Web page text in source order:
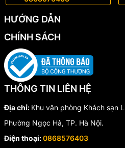
Kyntec KT25 có đầu vòi phun với
3. Đường kính vòi máy phun sơn
HƯỚNG DẪN
CHÍNH SÁCH
THÔNG TIN LIÊN HỆ
Địa chỉ: Khu văn phòng Khách sạn
Phường Ngọc Hà, TP. Hà Nội.
Điện thoại:0868576403